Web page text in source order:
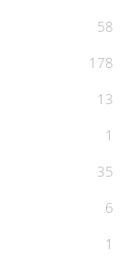
58
178
13
1
35
6
1